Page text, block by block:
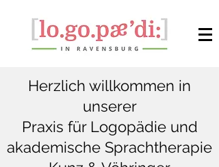
Herzlich willkommen in
unserer
Praxis für Logopädie und
akademische Sprachtherapie